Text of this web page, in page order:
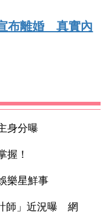
布離婚 真實內
身分曝
握！
樂星鮮事
師」近況曝 網